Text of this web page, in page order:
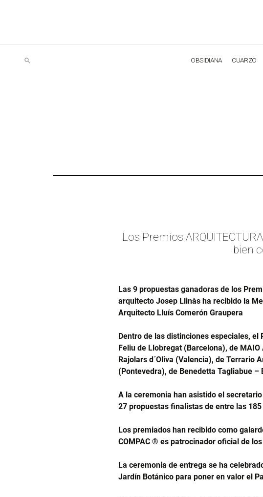
OBSIDIANA CUARZO
Los Premios
bien
Las 9 propuestas ganadoras de los
arquitecto Josep Llinàs ha recibido la
Arquitecto Lluís Comerón Graupera
Dentro de las distinciones especiales,
Feliu de Llobregat (Barcelona), de
Rajolars d´Oliva (Valencia), de Terrario
(Pontevedra), de Benedetta Tagliabue –
A la ceremonia han asistido el
27 propuestas finalistas de entre las
Los premiados han recibido como
COMPAC ® es patrocinador oficial de
La ceremonia de entrega se ha
Jardín Botánico para poner en valor el